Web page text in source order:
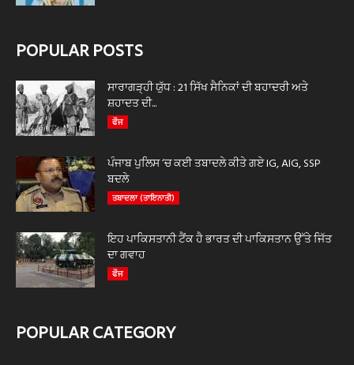
POPULAR POSTS
ਸਾਰਾਗੜ੍ਹੀ ਯੁੱਧ : 21 ਸਿੱਖ ਸੈਨਿਕਾਂ ਦੀ ਬਹਾਦਰੀ ਅਤੇ
ਸ਼ਹਾਦਤ ਦੀ...
ਫੌਜ
ਪੰਜਾਬ ਪੁਲਿਸ ‘ਚ ਕਈ ਤਬਾਦਲੇ ਕੀਤੇ ਗਏ IG, AIG, SSP
ਬਦਲੇ
ਤਬਾਦਲਾ (ਤਾਇਨਾਤੀ)
ਇਹ ਪਾਕਿਸਤਾਨੀ ਟੈਂਕ ਹੈ ਭਾਰਤ ਦੀ ਪਾਕਿਸਤਾਨ ਉੱਤੇ ਜਿੱਤ
ਦਾ ਗਵਾਹ
ਫੌਜ
POPULAR CATEGORY